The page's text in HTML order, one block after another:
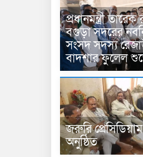
প্রধানমন্ত্রী
বগুড়া সদরের
সংসদ সদস্য
বাদশার ফুলেল
জরুরি
অনুষ্ঠিত